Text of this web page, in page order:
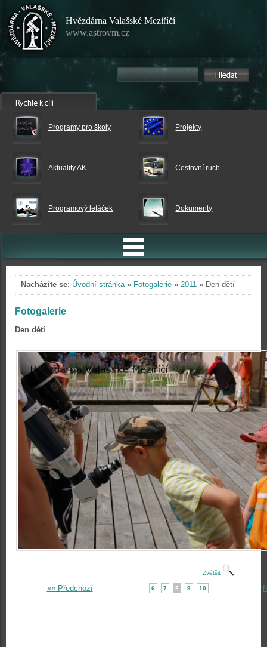
Hvězdárna Valašské Meziříčí
www.astrovm.cz
Programy pro školy Projekty
Aktuality AK Cestovní ruch
Programový letáček Dokumenty
Nacházíte se: Úvodní stránka» Fotogalerie » 2011 » Den dětí
Fotogalerie
Den dětí
Zvětšit
«« Předchozí 6 7 8 9 10